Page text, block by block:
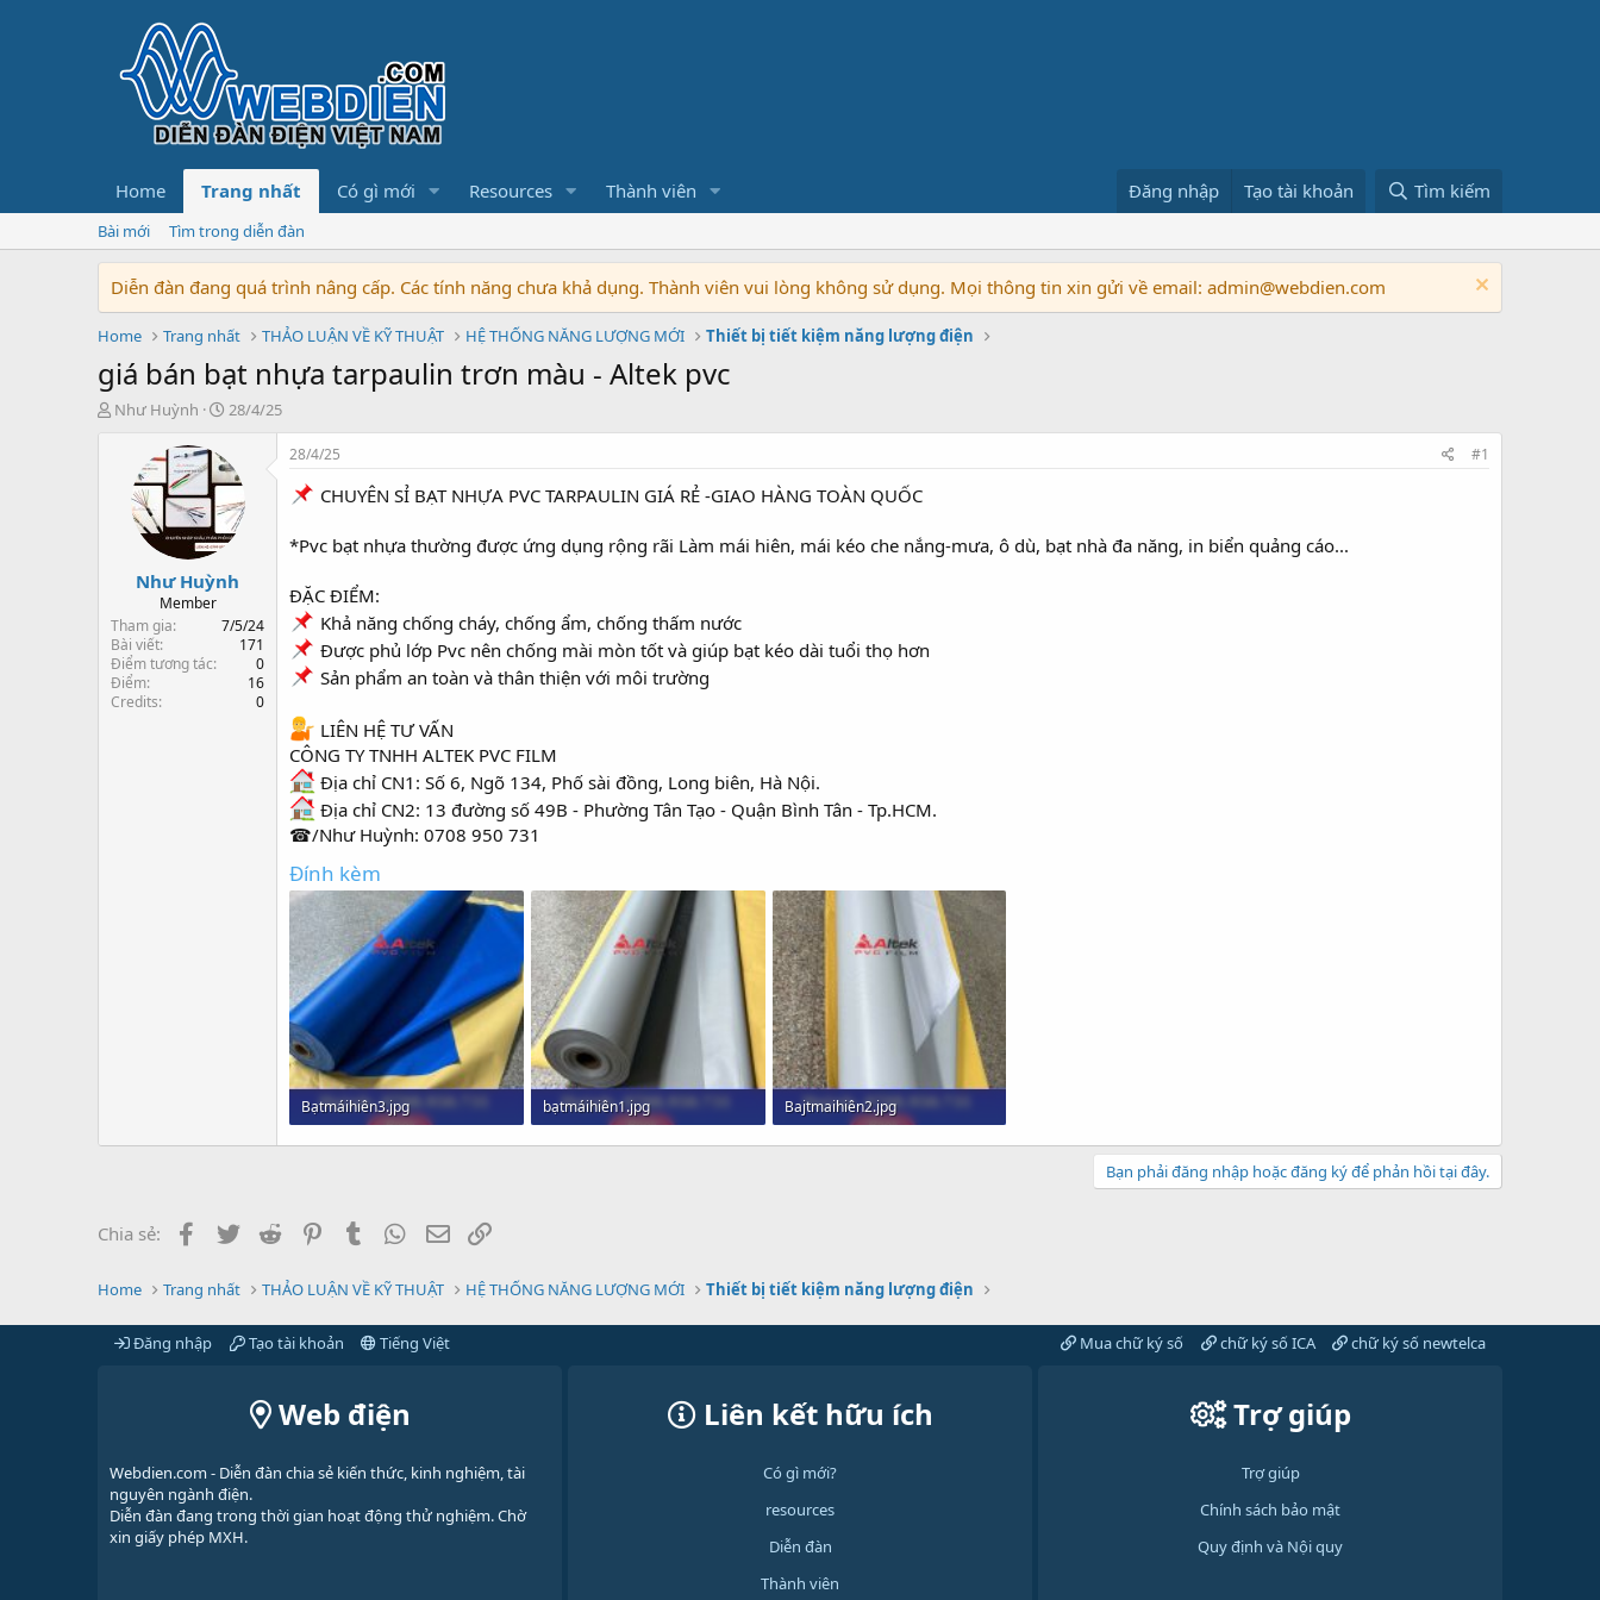
Home Trang nhất Có gì mới Resources Thành viên Đăng nhập Tạo tài khoản Tìm kiếm
Bài mới Tìm trong diễn đàn
Diễn đàn đang quá trình nâng cấp. Các tính năng chưa khả dụng. Thành viên vui lòng không sử dụng. Mọi thông tin xin gửi về email: admin@webdien.com
Home Trang nhất THẢO LUẬN VỀ KỸ THUẬT HỆ THỐNG NĂNG LƯỢNG MỚI Thiết bị tiết kiệm năng lượng điện
giá bán bạt nhựa tarpaulin trơn màu - Altek pvc
T
t
e
r
Như Huỳnh
N
y
ắ
t
ầ
28/4/25
Như Huỳnh
Member
Tham gia
7/5/24
Bài viết
171
Điểm tương tác
0
Điểm
16
Credits
0
28/4/25 #1
CHUYÊN SỈ BẠT NHỰA PVC TARPAULIN GIÁ RẺ -GIAO HÀNG TOÀN QUỐC
*Pvc bạt nhựa thường được ứng dụng rộng rãi Làm mái hiên, mái kéo che nắng-mưa, ô dù, bạt nhà đa năng, in biển quảng cáo...
ĐẶC ĐIỂM:
Khả năng chống cháy, chống ẩm, chống thấm nước
Được phủ lớp Pvc nên chống mài mòn tốt và giúp bạt kéo dài tuổi thọ hơn
Sản phẩm an toàn và thân thiện với môi trường
LIÊN HỆ TƯ VẤN
CÔNG TY TNHH ALTEK PVC FILM
Địa chỉ CN1: Số 6, Ngõ 134, Phố sài đồng, Long biên, Hà Nội.
Địa chỉ CN2: 13 đường số 49B - Phường Tân Tạo - Quận Bình Tân - Tp.HCM.
☎/Như Huỳnh: 0708 950 731
Đính kèm
Bạtmáihiên3.jpg
250.7 KB · Xem: 0
bạtmáihiên1.jpg
312.4 KB · Xem: 0
Bajtmaihiên2.jpg
265.6 KB · Xem: 0
Bạn phải đăng nhập hoặc đăng ký để phản hồi tại đây.
Chia sẻ: Facebook
Twitter Reddit PinterestTumblrWhatsApp
Email
Home Trang nhất THẢO LUẬN VỀ KỸ THUẬT HỆ THỐNG NĂNG LƯỢNG MỚI Thiết bị tiết kiệm năng lượng điện
Đăng nhập Tạo tài khoản Tiếng Việt Mua chữ ký số chữ ký số ICA chữ ký số newtelca
Web điện
Webdien.com - Diễn đàn chia sẻ kiến thức, kinh nghiệm, tài
nguyên ngành điện.
Diễn đàn đang trong thời gian hoạt động thử nghiệm. Chờ
xin giấy phép MXH.
Liên kết hữu ích
Có gì mới?
resources
Diễn đàn
Thành viên
Trợ giúp
Trợ giúp
Chính sách bảo mật
Quy định và Nội quy